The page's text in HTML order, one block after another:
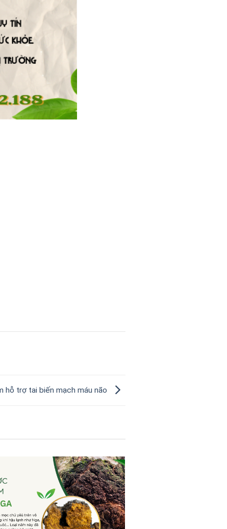
hỗ trợ tai biến mạch máu não